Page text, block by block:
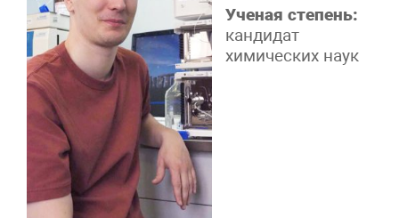
Ученая степень:
кандидат
химических наук